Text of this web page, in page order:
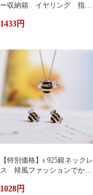
ー収納箱 イヤリング 指
ックス ジュエリーケース ジ
い 小物入れ イアリン
グ ピアス 首飾り アクセ
サリー ケース
1433円
【特別価格】s 925銀ネックレ
ス 韓風ファッションでかわ
1028円